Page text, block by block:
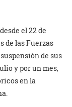
el 22 de
de las Fuerzas
de sus
y por un mes,
en la